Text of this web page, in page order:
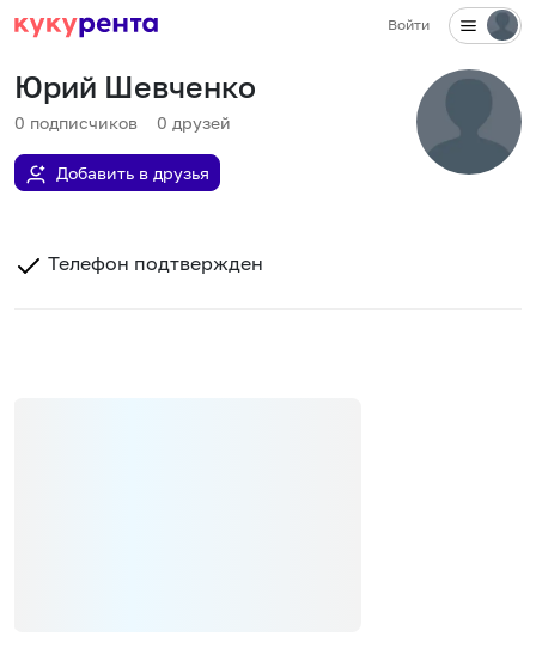
Войти
Юрий Шевченко
0 подписчиков 0 друзей
Добавить в друзья
Телефон подтвержден